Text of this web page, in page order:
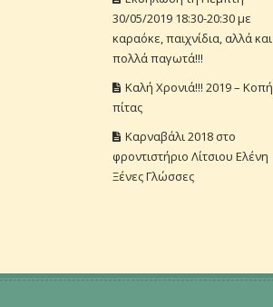
30/05/2019 18:30-20:30 με
καραόκε, παιχνίδια, αλλά και
πολλά παγωτά!!!
Καλή Χρονιά!!! 2019 – Κοπή
πίτας
Καρναβάλι 2018 στο
φροντιστήριο Λίτσιου Ελένη
Ξένες Γλώσσες